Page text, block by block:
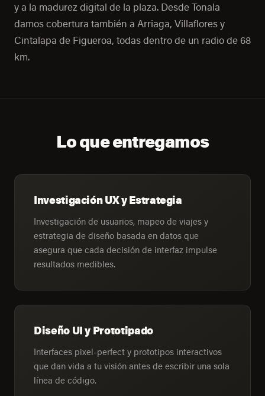
y a la madurez digital de la plaza. Desde Tonala
damos cobertura también a Arriaga, Villaflores y
Cintalapa de Figueroa, todas dentro de un radio de 68
km.
Lo que entregamos
Investigación UX y Estrategia
Investigación de usuarios, mapeo de viajes y
estrategia de diseño basada en datos que
asegura que cada decisión de interfaz impulse
resultados medibles.
Diseño UI y Prototipado
Interfaces pixel-perfect y prototipos interactivos
que dan vida a tu visión antes de escribir una sola
línea de código.